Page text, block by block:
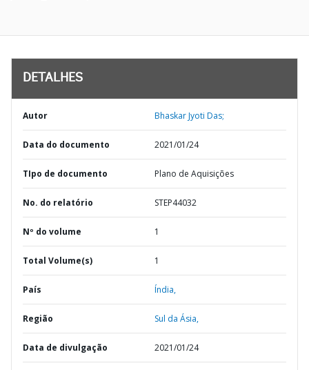
DETALHES
Autor Bhaskar Jyoti Das;
Data do documento 2021/01/24
TIpo de documento Plano de Aquisições
No. do relatório STEP44032
Nº do volume 1
Total Volume(s) 1
País Índia,
Região Sul da Ásia,
Data de divulgação 2021/01/24